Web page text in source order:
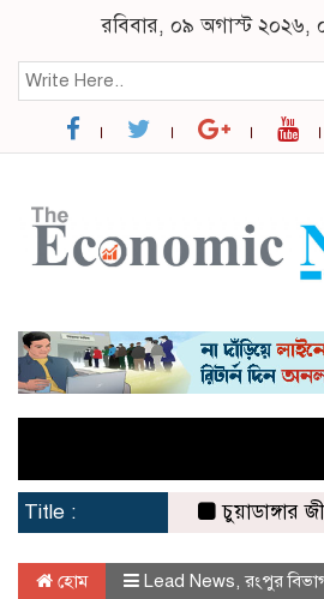
রবিবার, ০৯ অগাস্ট ২০২৬,
Title :
চুয়াডাঙ্গার
হোম Lead News রংপুর